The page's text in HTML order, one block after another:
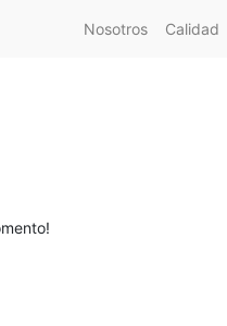
Nosotros Calidad